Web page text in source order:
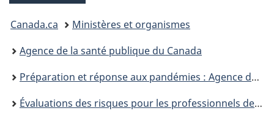
Vous
êtes
ici :
Canada.ca
Ministères et organismes
Agence de la santé publique du Canada
Préparation et réponse aux pandémies : Agence de la santé publique du Canada
Évaluations des risques pour les professionnels de la santé publique